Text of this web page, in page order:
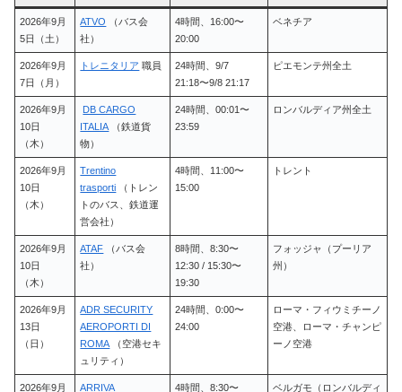
2026年9月
5日（土）
ATVO
（バス会
社）
4時間、16:00〜
20:00
ベネチア
2026年9月
7日（月）
トレニタリア 職員
24時間、9/7
21:18〜9/8 21:17
ピエモンテ州全土
2026年9月
10日
（木）
DB CARGO
ITALIA
（鉄道貨
物）
24時間、00:01〜
23:59
ロンバルディア州全土
2026年9月
10日
（木）
Trentino
trasporti
（トレン
トのバス、鉄道運
営会社）
4時間、11:00〜
15:00
トレント
2026年9月
10日
（木）
ATAF
（バス会
社）
8時間、8:30〜
12:30 / 15:30〜
19:30
フォッジャ（プーリア
州）
2026年9月
13日
（日）
ADR SECURITY
AEROPORTI DI
ROMA
（空港セキ
ュリティ）
24時間、0:00〜
24:00
ローマ・フィウミチーノ
空港、ローマ・チャンピ
ーノ空港
2026年9月 ARRIVA 4時間、8:30〜 ベルガモ（ロンバルディ